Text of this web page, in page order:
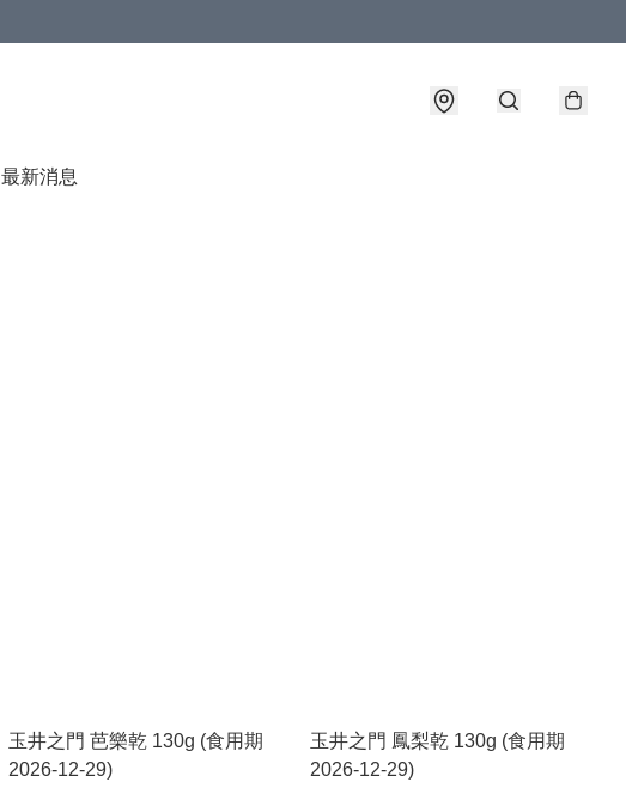
最新消息
玉井之門 芭樂乾 130g (食用期
2026-12-29)
玉井之門 鳳梨乾 130g (食用期
2026-12-29)